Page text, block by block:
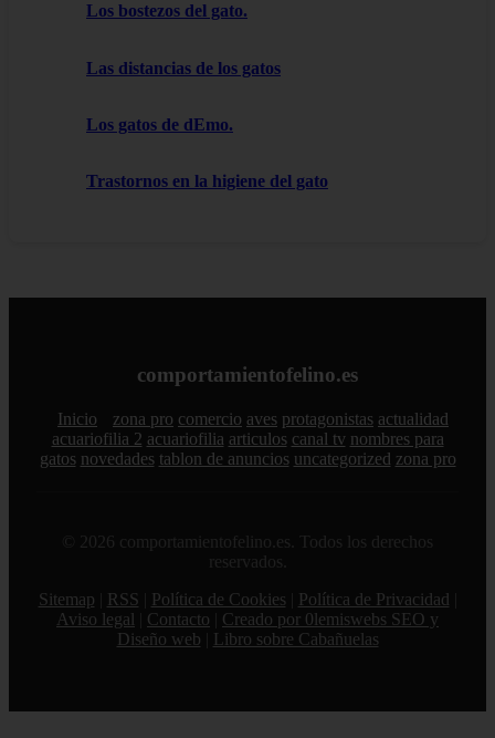
Los bostezos del gato.
Las distancias de los gatos
Los gatos de dEmo.
Trastornos en la higiene del gato
comportamientofelino.es
Inicio zona pro comercio aves protagonistas actualidad
acuariofilia 2 acuariofilia articulos canal tv nombres para
gatos novedades tablon de anuncios uncategorized zona pro
© 2026 comportamientofelino.es. Todos los derechos
reservados.
Sitemap
RSS Política de Cookies Política de Privacidad
Aviso legal
Contacto
Creado por 0lemiswebs SEO y
Diseño web
Libro sobre Cabañuelas